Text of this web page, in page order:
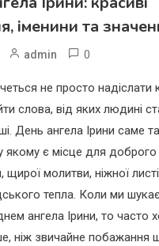
іменини та
admin 0
не просто надіслати
слова, від яких людині
День ангела Ірини саме
якому є місце для доброго
щирої молитви, ніжної
тепла. Коли ми
ангела Ірини, то часто
ніж звичайне побажання